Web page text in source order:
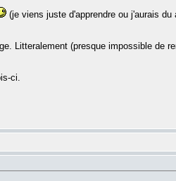
(je viens juste d'apprendre ou j'aurais
Litteralement (presque impossible de
ci.